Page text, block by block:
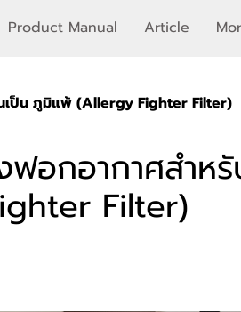
Product Manual Article
เป็น ภูมิแพ้ (Allergy Fighter Filter)
ฟอกอากาศสำห
Filter)